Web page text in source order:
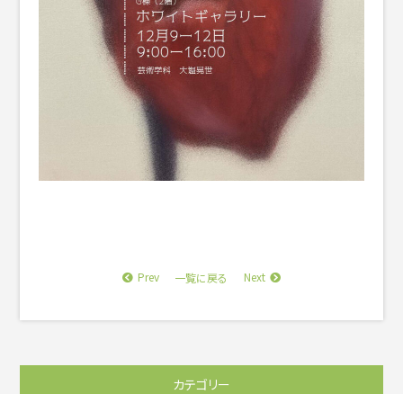
Prev 一覧に戻る Next
カテゴリー